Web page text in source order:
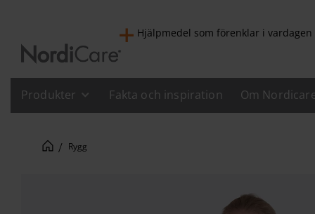
Hjälpmedel som förenklar i vardagen
Produkter Fakta och inspiration Om
Rygg